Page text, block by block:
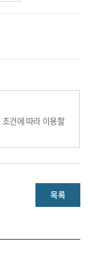
조건에 따라 이용할
목록